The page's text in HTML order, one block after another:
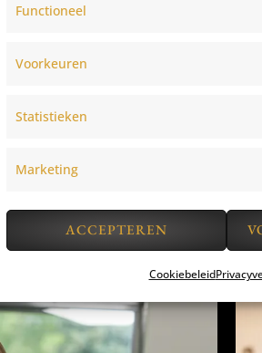
Functioneel
Voorkeuren
Statistieken
Marketing
ACCEPTEREN
Cookiebeleid